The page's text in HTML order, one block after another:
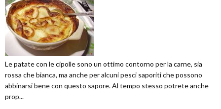
Le patate con le cipolle sono un ottimo contorno per la carne, sia
rossa che bianca, ma anche per alcuni pesci saporiti che possono
abbinarsi bene con questo sapore. Al tempo stesso potrete anche
prop...